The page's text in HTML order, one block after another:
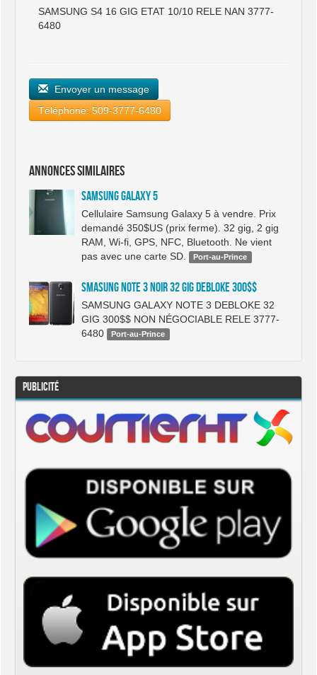
SAMSUNG S4 16 GIG ETAT 10/10 RELE NAN 3777-
6480
Envoyer un message
Téléphone: 509-3777-6480
Annonces similaires
Samsung Galaxy 5
Cellulaire Samsung Galaxy 5 à vendre. Prix
demandé 350$US (prix ferme). 32 gig, 2 gig
RAM, Wi-fi, GPS, NFC, Bluetooth. Ne vient
pas avec une carte SD.
Port-au-Prince
SMASUNG NOTE 3 NOIR 32 GIG DEBLOKE 300$$
SAMSUNG GALAXY NOTE 3 DEBLOKE 32
GIG 300$$ NON NÉGOCIABLE RELE 3777-
6480
Port-au-Prince
Publicité